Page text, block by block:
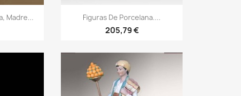
Madre... Figuras De Porcelana....
205,79 €